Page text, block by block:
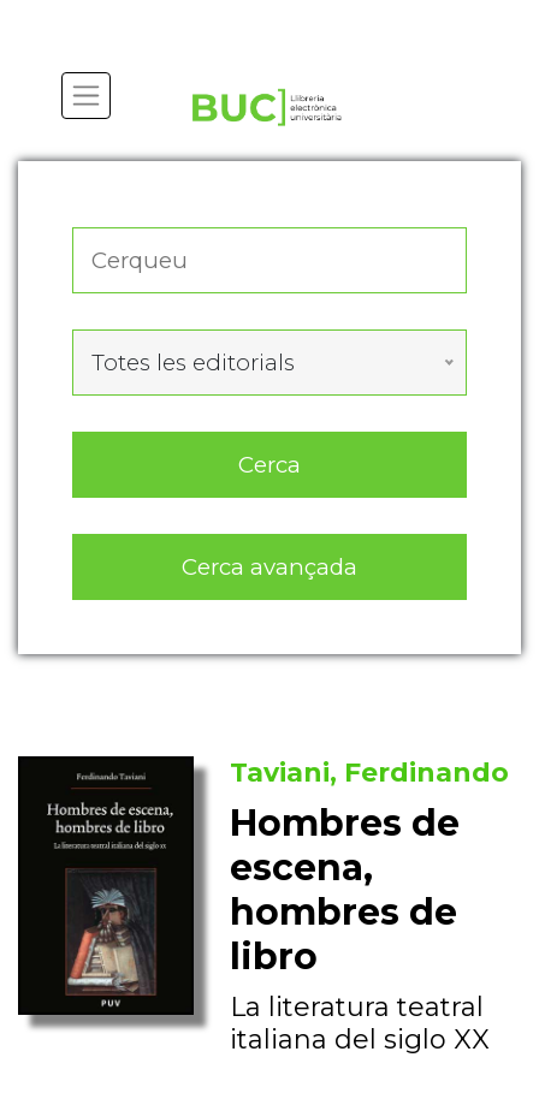
Totes les editorials
Cerca
Cerca avançada
Taviani, Ferdinando
Hombres de
escena,
hombres de
libro
La literatura teatral
italiana del siglo XX